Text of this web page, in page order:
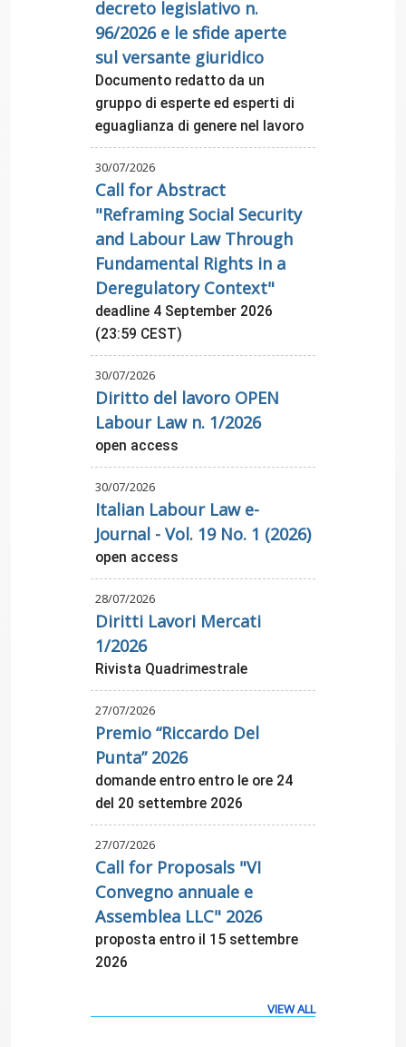
decreto legislativo n.
96/2026 e le sfide aperte
sul versante giuridico
Documento redatto da un
gruppo di esperte ed esperti di
eguaglianza di genere nel lavoro
30/07/2026
Call for Abstract
"Reframing Social Security
and Labour Law Through
Fundamental Rights in a
Deregulatory Context"
deadline 4 September 2026
(23:59 CEST)
30/07/2026
Diritto del lavoro OPEN
Labour Law n. 1/2026
open access
30/07/2026
Italian Labour Law e-
Journal - Vol. 19 No. 1 (2026)
open access
28/07/2026
Diritti Lavori Mercati
1/2026
Rivista Quadrimestrale
27/07/2026
Premio “Riccardo Del
Punta” 2026
domande entro entro le ore 24
del 20 settembre 2026
27/07/2026
Call for Proposals "VI
Convegno annuale e
Assemblea LLC" 2026
proposta entro il 15 settembre
2026
VIEW ALL